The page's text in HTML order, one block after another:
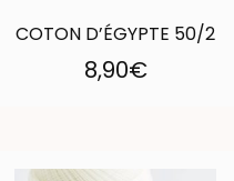
COTON D’ÉGYPTE 50/2
8,90€